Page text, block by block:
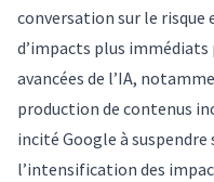
conversation sur le
d’impacts plus
avancées de l’IA,
production de contenus
incité Google à
l’intensification des